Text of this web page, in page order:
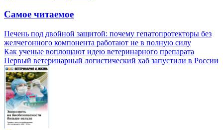
Самое читаемое
Печень под двойной защитой: почему гепатопротекторы без
желчегонного компонента работают не в полную силу
Как ученые воплощают идею ветеринарного препарата
Первый ветеринарный логистический хаб запустили в России